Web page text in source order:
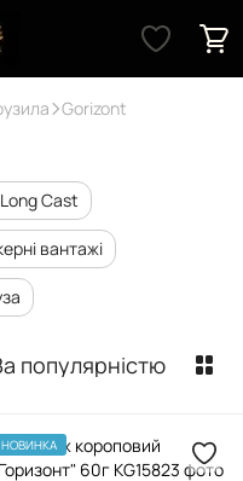
Gorizont
Long Cast
вантажі
популярністю
НОВИНКА